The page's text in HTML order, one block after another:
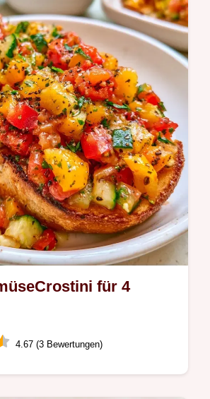
und Salami
Einfache AntipastiSpieße
Mengentabelle ist
in 15 Min.
für 4
4.67 (3 Bewertungen)